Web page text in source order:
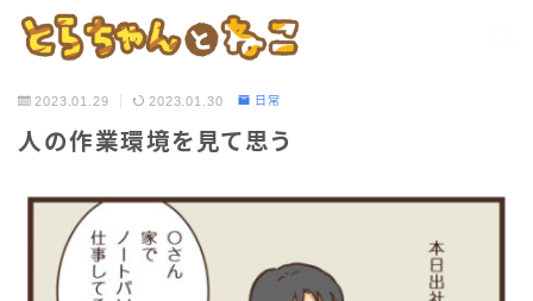
2023.01.29 2023.01.30 日常
人の作業環境を見て思う